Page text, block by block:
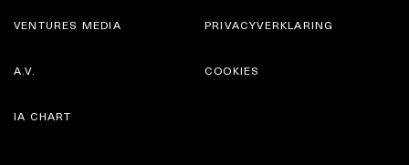
VENTURES MEDIA PRIVACYVERKLARING
A.V.
IA CHART
COOKIES